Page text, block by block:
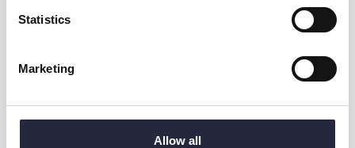
Statistics
Marketing
Allow all